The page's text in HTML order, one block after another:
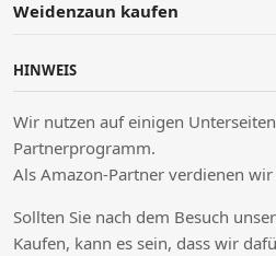
Weidenzaun kaufen
HINWEIS
Wir nutzen auf einigen
Partnerprogramm.
Als Amazon-Partner verdienen
Sollten Sie nach dem Besuch
Kaufen, kann es sein, dass wir